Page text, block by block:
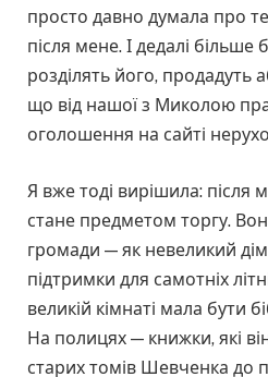
просто давно думала про
після мене. І дедалі більше
розділять його, продадуть
що від нашої з Миколою
оголошення на сайті
Я вже тоді вирішила: після
стане предметом торгу.
громади — як невеликий
підтримки для самотніх
великій кімнаті мала бути
На полицях — книжки, які
старих томів Шевченка до